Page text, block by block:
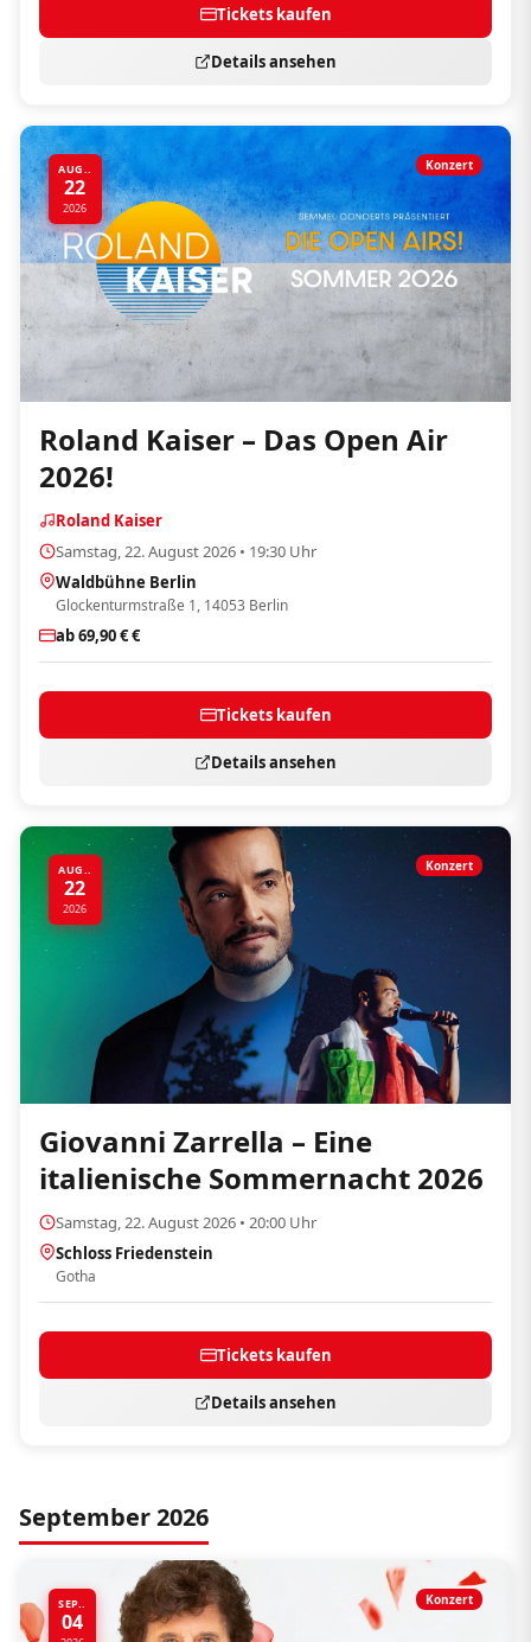
Tickets kaufen
Details ansehen
AUG..
22
2026
Konzert
Roland Kaiser – Das Open Air
2026!
Roland Kaiser
Samstag, 22. August 2026 • 19:30 Uhr
Waldbühne Berlin
Glockenturmstraße 1, 14053 Berlin
ab 69,90 € €
Tickets kaufen
Details ansehen
AUG..
22
2026
Konzert
Giovanni Zarrella – Eine
italienische Sommernacht 2026
Samstag, 22. August 2026 • 20:00 Uhr
Schloss Friedenstein
Gotha
Tickets kaufen
Details ansehen
September 2026
SEP..
04
Konzert